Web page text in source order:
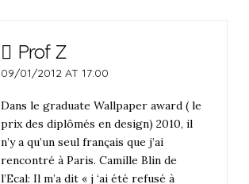
Prof Z
09/01/2012 AT 17:00
Dans le graduate Wallpaper award ( le
prix des diplômés en design) 2010, il
n’y a qu’un seul français que j’ai
rencontré à Paris. Camille Blin de
l’Ecal: Il m’a dit « j ‘ai été refusé à